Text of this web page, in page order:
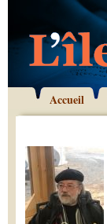
Accueil